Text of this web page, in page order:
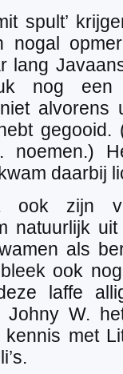
spult’
nogal
lang
nog een
noemen.)
daarbij
ook zijn
natuurlijk
als
ook
laffe
W.
met